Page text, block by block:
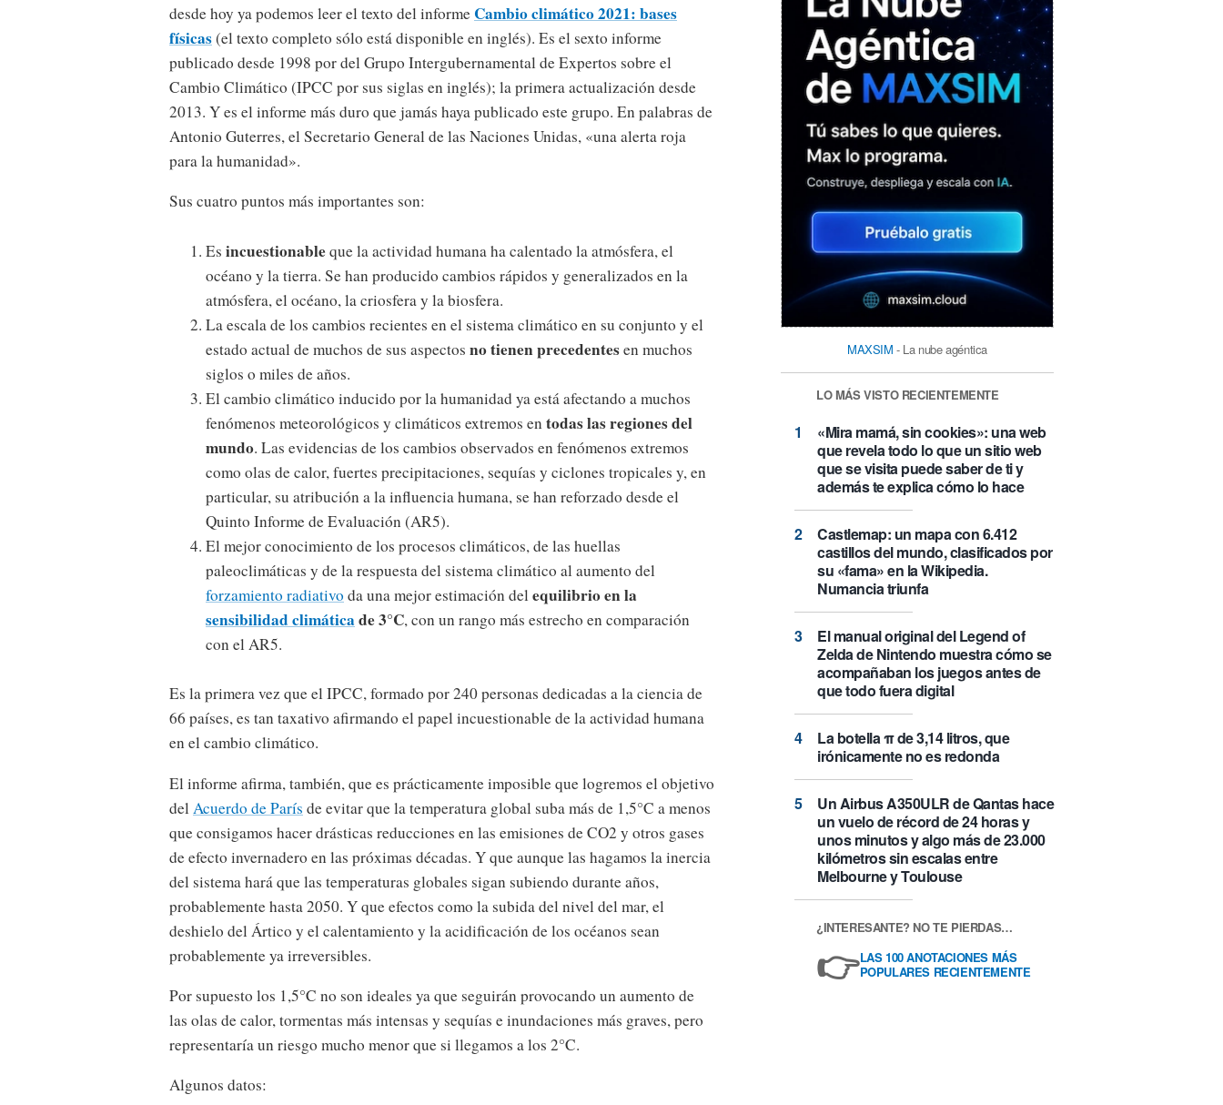
desde hoy ya podemos leer el texto del informe Cambio climático 2021: bases
físicas(el texto completo sólo está disponible en inglés). Es el sexto informe
publicado desde 1998 por del Grupo Intergubernamental de Expertos sobre el
Cambio Climático (IPCC por sus siglas en inglés); la primera actualización desde
2013. Y es el informe más duro que jamás haya publicado este grupo. En palabras de
Antonio Guterres, el Secretario General de las Naciones Unidas, «una alerta roja
para la humanidad».
Sus cuatro puntos más importantes son:
Es incuestionableque la actividad humana ha calentado la atmósfera, el
océano y la tierra. Se han producido cambios rápidos y generalizados en la
atmósfera, el océano, la criosfera y la biosfera.
La escala de los cambios recientes en el sistema climático en su conjunto y el
estado actual de muchos de sus aspectos no tienen precedentesen muchos
siglos o miles de años.
El cambio climático inducido por la humanidad ya está afectando a muchos
fenómenos meteorológicos y climáticos extremos en todas las regiones del
mundo. Las evidencias de los cambios observados en fenómenos extremos
como olas de calor, fuertes precipitaciones, sequías y ciclones tropicales y, en
particular, su atribución a la influencia humana, se han reforzado desde el
Quinto Informe de Evaluación (AR5).
El mejor conocimiento de los procesos climáticos, de las huellas
paleoclimáticas y de la respuesta del sistema climático al aumento del
forzamiento radiativo da una mejor estimación del equilibrio en la
sensibilidad climática de 3°C, con un rango más estrecho en comparación
con el AR5.
Es la primera vez que el IPCC, formado por 240 personas dedicadas a la ciencia de
66 países, es tan taxativo afirmando el papel incuestionable de la actividad humana
en el cambio climático.
El informe afirma, también, que es prácticamente imposible que logremos el objetivo
delAcuerdo de París de evitar que la temperatura global suba más de 1,5°C a menos
que consigamos hacer drásticas reducciones en las emisiones de CO2 y otros gases
de efecto invernadero en las próximas décadas. Y que aunque las hagamos la inercia
del sistema hará que las temperaturas globales sigan subiendo durante años,
probablemente hasta 2050. Y que efectos como la subida del nivel del mar, el
deshielo del Ártico y el calentamiento y la acidificación de los océanos sean
probablemente ya irreversibles.
Por supuesto los 1,5°C no son ideales ya que seguirán provocando un aumento de
las olas de calor, tormentas más intensas y sequías e inundaciones más graves, pero
representaría un riesgo mucho menor que si llegamos a los 2°C.
Algunos datos:
MAXSIM - La nube agéntica
LO MÁS VISTO RECIENTEMENTE
«Mira mamá, sin cookies»: una web
que revela todo lo que un sitio web
que se visita puede saber de ti y
además te explica cómo lo hace
Castlemap: un mapa con 6.412
castillos del mundo, clasificados por
su «fama» en la Wikipedia.
Numancia triunfa
El manual original del Legend of
Zelda de Nintendo muestra cómo se
acompañaban los juegos antes de
que todo fuera digital
La botella π de 3,14 litros, que
irónicamente no es redonda
Un Airbus A350ULR de Qantas hace
un vuelo de récord de 24 horas y
unos minutos y algo más de 23.000
kilómetros sin escalas entre
Melbourne y Toulouse
¿INTERESANTE? NO TE PIERDAS…
👉LAS 100 ANOTACIONES MÁS
POPULARES RECIENTEMENTE